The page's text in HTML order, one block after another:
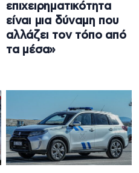
επιχειρηματικότητα
είναι μια δύναμη που
αλλάζει τον τόπο από
τα μέσα»